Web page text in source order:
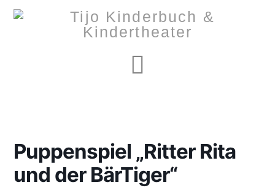
Puppenspiel „Ritter Rita
und der BärTiger“